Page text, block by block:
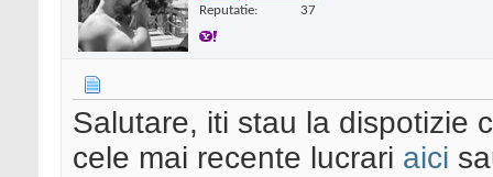
Reputatie: 37
Salutare, iti stau la dispotizie
cele mai recente lucrari aici